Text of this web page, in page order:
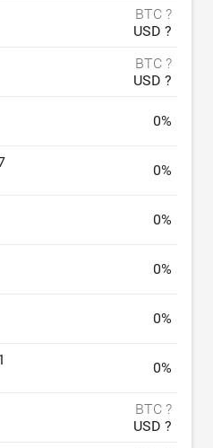
BTC ?
USD ?
BTC ?
USD ?
0%
0%
0%
0%
0%
0%
BTC ?
USD ?